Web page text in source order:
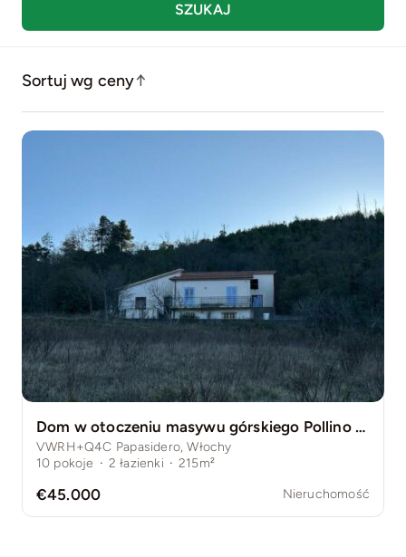
SZUKAJ
Sortuj wg ceny↑
Dom w otoczeniu masywu górskiego Pollino w miasteczku Papasidero
VWRH+Q4C Papasidero, Włochy
10 pokoje · 2 łazienki · 215m²
€45.000 Nieruchomość